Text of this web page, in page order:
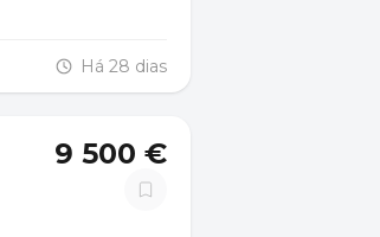
Há 28 dias
9 500 €